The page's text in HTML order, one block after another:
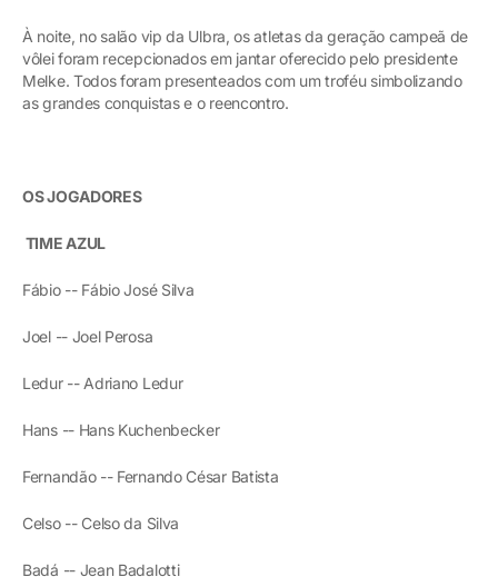
À noite, no salão vip da Ulbra, os atletas da geração campeã de
vôlei foram recepcionados em jantar oferecido pelo presidente
Melke. Todos foram presenteados com um troféu simbolizando
as grandes conquistas e o reencontro.
OS JOGADORES
TIME AZUL
Fábio -- Fábio José Silva
Joel -- Joel Perosa
Ledur -- Adriano Ledur
Hans -- Hans Kuchenbecker
Fernandão -- Fernando César Batista
Celso -- Celso da Silva
Badá -- Jean Badalotti